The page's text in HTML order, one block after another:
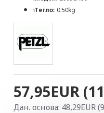
57,95EUR
Дан. основа: 48,29EUR
Тегло: 0.50kg